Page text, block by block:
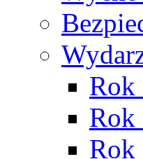
Rok
Rok
Rok